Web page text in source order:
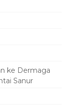
ke Dermaga
Sanur